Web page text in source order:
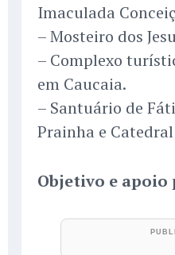
Imaculada
– Mosteiro dos
– Complexo
em Caucaia.
– Santuário de
Prainha e
Objetivo e apoio